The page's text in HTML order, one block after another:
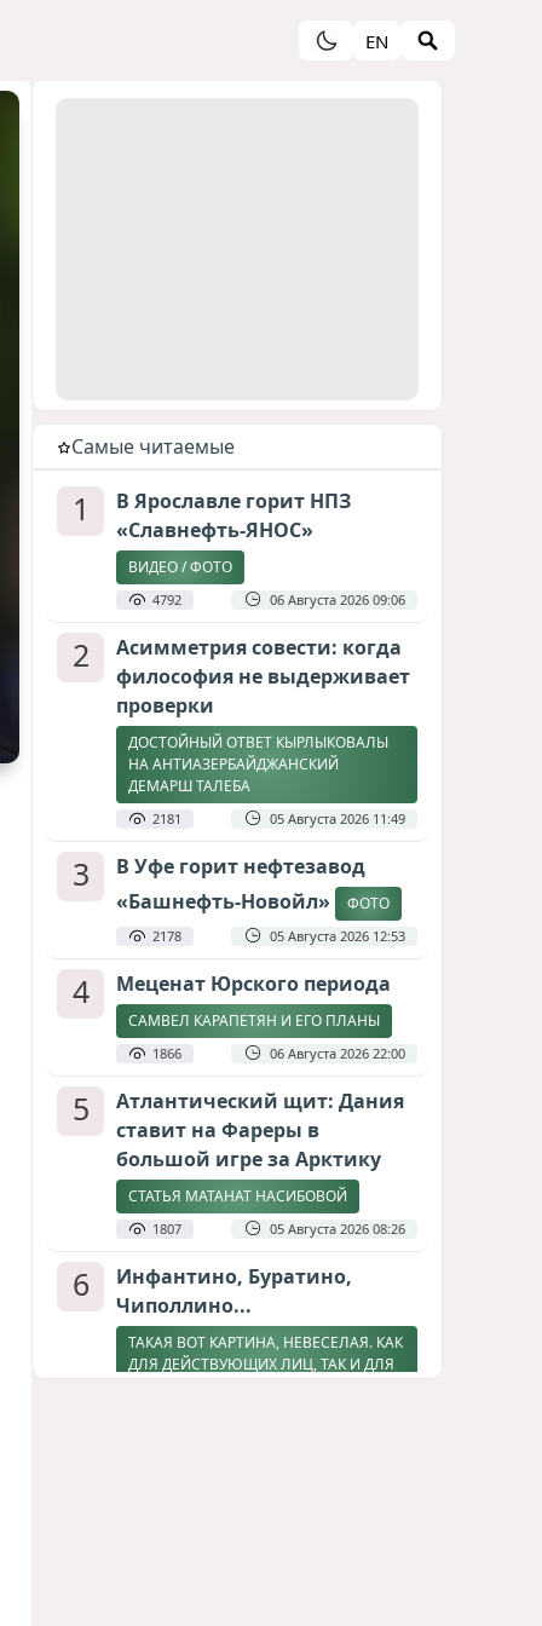
EN
Cамые читаемые
1
В Ярославле горит НПЗ
«Славнефть-ЯНОС»
ВИДЕО / ФОТО
4792 06 Августа 2026 09:06
2
Асимметрия совести: когда
философия не выдерживает
проверки
ДОСТОЙНЫЙ ОТВЕТ КЫРЛЫКОВАЛЫ
НА АНТИАЗЕРБАЙДЖАНСКИЙ
ДЕМАРШ ТАЛЕБА
2181 05 Августа 2026 11:49
3
В Уфе горит нефтезавод
«Башнефть-Новойл»
ФОТО
2178 05 Августа 2026 12:53
4 Меценат Юрского периода
САМВЕЛ КАРАПЕТЯН И ЕГО ПЛАНЫ
1866 06 Августа 2026 22:00
5
Атлантический щит: Дания
ставит на Фареры в
большой игре за Арктику
СТАТЬЯ МАТАНАТ НАСИБОВОЙ
1807 05 Августа 2026 08:26
6
Инфантино, Буратино,
Чиполлино...
ТАКАЯ ВОТ КАРТИНА, НЕВЕСЕЛАЯ. КАК
ДЛЯ ДЕЙСТВУЮЩИХ ЛИЦ, ТАК И ДЛЯ